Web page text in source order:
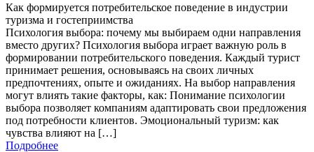
Как формируется потребительское поведение в индустрии
туризма и гостеприимства
Психология выбора: почему мы выбираем одни направления
вместо других? Психология выбора играет важную роль в
формировании потребительского поведения. Каждый турист
принимает решения, основываясь на своих личных
предпочтениях, опыте и ожиданиях. На выбор направления
могут влиять такие факторы, как: Понимание психологии
выбора позволяет компаниям адаптировать свои предложения
под потребности клиентов. Эмоциональный туризм: как
чувства влияют на […]
Подробнее